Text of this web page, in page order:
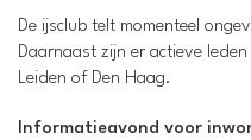
De ijsclub telt momenteel
Daarnaast zijn er actieve
Leiden of Den Haag.
Informatieavond voor